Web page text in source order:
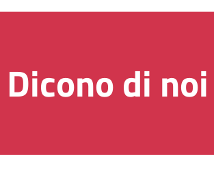
Dicono di